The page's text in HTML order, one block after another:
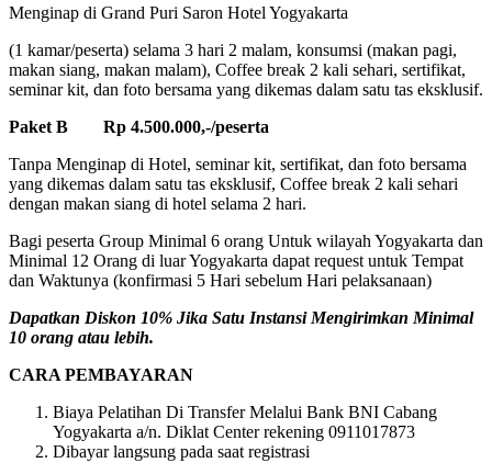
Menginap di Grand Puri Saron Hotel Yogyakarta
(1 kamar/peserta) selama 3 hari 2 malam, konsumsi (makan pagi,
makan siang, makan malam), Coffee break 2 kali sehari, sertifikat,
seminar kit, dan foto bersama yang dikemas dalam satu tas eksklusif.
Paket B Rp 4.500.000,-/peserta
Tanpa Menginap di Hotel, seminar kit, sertifikat, dan foto bersama
yang dikemas dalam satu tas eksklusif, Coffee break 2 kali sehari
dengan makan siang di hotel selama 2 hari.
Bagi peserta Group Minimal 6 orang Untuk wilayah Yogyakarta dan
Minimal 12 Orang di luar Yogyakarta dapat request untuk Tempat
dan Waktunya (konfirmasi 5 Hari sebelum Hari pelaksanaan)
Dapatkan Diskon 10% Jika Satu Instansi Mengirimkan Minimal
10 orang atau lebih.
CARA PEMBAYARAN
Biaya Pelatihan Di Transfer Melalui Bank BNI Cabang
Yogyakarta a/n. Diklat Center rekening 0911017873
Dibayar langsung pada saat registrasi